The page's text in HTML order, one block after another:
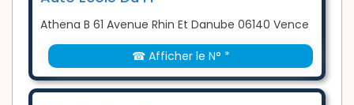
Athena B 61 Avenue Rhin Et Danube 06140 Vence
☎ Afficher le N° *